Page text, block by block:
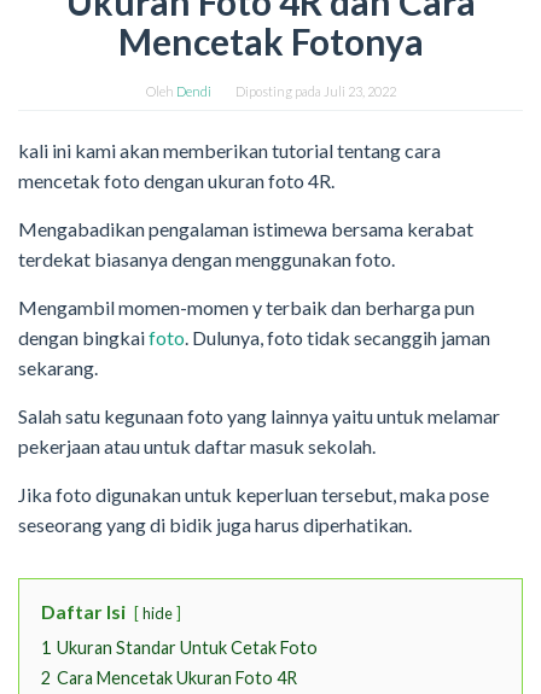
Mencetak Fotonya
Oleh Dendi Diposting pada Juli 23, 2022
kali ini kami akan memberikan tutorial tentang cara
mencetak foto dengan ukuran foto 4R.
Mengabadikan pengalaman istimewa bersama kerabat
terdekat biasanya dengan menggunakan foto.
Mengambil momen-momen y terbaik dan berharga pun
dengan bingkaifoto. Dulunya, foto tidak secanggih jaman
sekarang.
Salah satu kegunaan foto yang lainnya yaitu untuk melamar
pekerjaan atau untuk daftar masuk sekolah.
Jika foto digunakan untuk keperluan tersebut, maka pose
seseorang yang di bidik juga harus diperhatikan.
Daftar Isi hide
1 Ukuran Standar Untuk Cetak Foto
2 Cara Mencetak Ukuran Foto 4R